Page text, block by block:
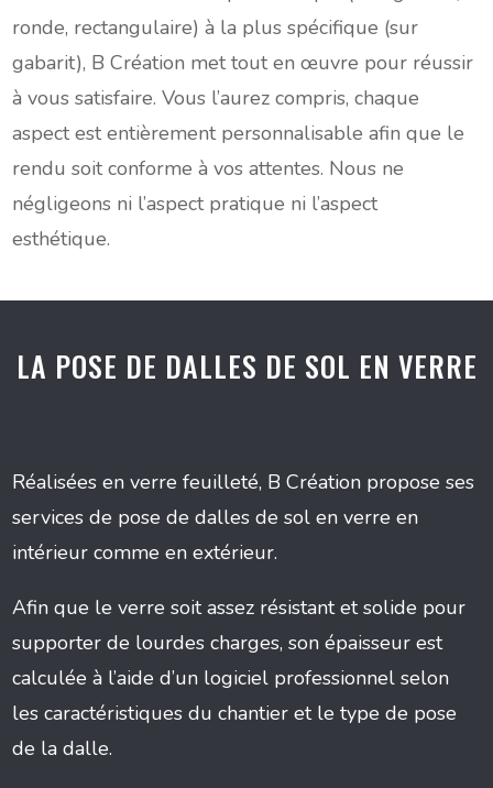
ronde, rectangulaire) à la plus spécifique (sur
gabarit), B Création met tout en œuvre pour réussir
à vous satisfaire. Vous l’aurez compris, chaque
aspect est entièrement personnalisable afin que le
rendu soit conforme à vos attentes. Nous ne
négligeons ni l’aspect pratique ni l’aspect
esthétique.
LA POSE DE DALLES DE SOL EN VERRE
Réalisées en verre feuilleté, B Création propose ses
services de pose de dalles de sol en verre en
intérieur comme en extérieur.
Afin que le verre soit assez résistant et solide pour
supporter de lourdes charges, son épaisseur est
calculée à l’aide d’un logiciel professionnel selon
les caractéristiques du chantier et le type de pose
de la dalle.